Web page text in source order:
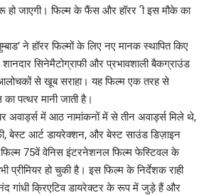
जाएगी। फिल्म के फैंस और हॉरर ी इस मौके का
ने हॉरर फिल्मों के लिए नए मानक स्थापित किए
सिनेमैटोग्राफी और प्रभावशाली बैकग्राउंड
से खूब सराहा। यह फिल्म एक तरह से
पत्थर मानी जाती है।
अवार्ड्स में आठ नामांकनों में से तीन अवार्ड्स मिले थे,
बेस्ट आर्ट डायरेक्शन, और बेस्ट साउंड डिज़ाइन
75वें वेनिस इंटरनेशनल फिल्म फेस्टिवल के
प्रीमियर हो चुकी है। इस फिल्म के निर्देशक राही
गांधी क्रिएटिव डायरेक्टर के रूप में जुड़े हैं और